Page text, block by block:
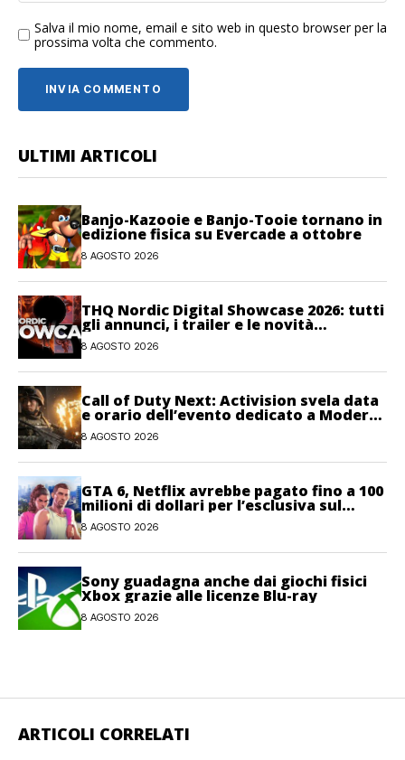
Salva il mio nome, email e sito web in questo browser per la
prossima volta che commento.
ULTIMI ARTICOLI
Banjo-Kazooie e Banjo-Tooie tornano in
edizione fisica su Evercade a ottobre
8 AGOSTO 2026
THQ Nordic Digital Showcase 2026: tutti
gli annunci, i trailer e le novità
dell’evento
8 AGOSTO 2026
Call of Duty Next: Activision svela data
e orario dell’evento dedicato a Modern
Warfare 4
8 AGOSTO 2026
GTA 6, Netflix avrebbe pagato fino a 100
milioni di dollari per l’esclusiva sul
gioco
8 AGOSTO 2026
Sony guadagna anche dai giochi fisici
Xbox grazie alle licenze Blu-ray
8 AGOSTO 2026
ARTICOLI CORRELATI